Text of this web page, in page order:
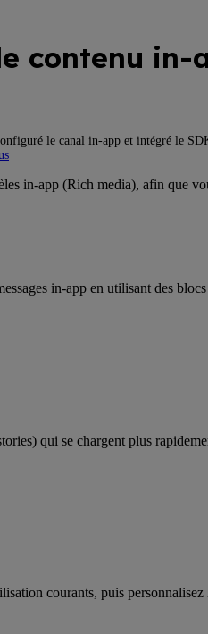
contenu in-
le canal in-app et intégré le
in-app (Rich media), afin que
in-app en utilisant des
qui se chargent plus
courants, puis